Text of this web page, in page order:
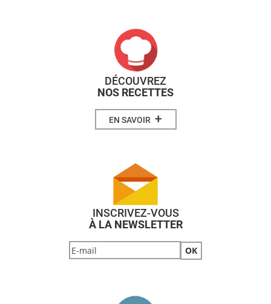
DÉCOUVREZ
NOS RECETTES
EN SAVOIR +
INSCRIVEZ-VOUS
À LA NEWSLETTER